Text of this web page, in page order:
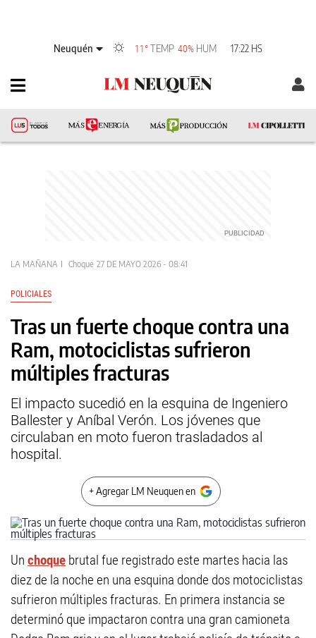
Neuquén 11°TEMP 40% HUM 17:22 HS
LA MAÑANA Choque 27 DE MAYO 2026 - 08:41
POLICIALES
Tras un fuerte choque contra una
Ram, motociclistas sufrieron
múltiples fracturas
El impacto sucedió en la esquina de Ingeniero
Ballester y Aníbal Verón. Los jóvenes que
circulaban en moto fueron trasladados al
hospital.
+ Agregar LM Neuquen en
Un choque brutal fue registrado este martes hacia las
diez de la noche en una esquina donde dos motociclistas
sufrieron múltiples fracturas. En primera instancia se
determinó que impactaron contra una gran camioneta